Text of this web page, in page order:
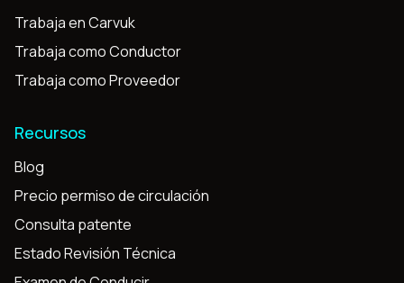
Trabaja en Carvuk
Trabaja como Conductor
Trabaja como Proveedor
Recursos
Blog
Precio permiso de circulación
Consulta patente
Estado Revisión Técnica